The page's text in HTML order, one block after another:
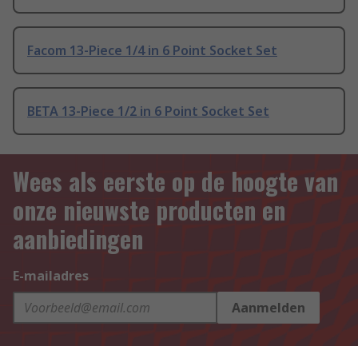
Facom 13-Piece 1/4 in 6 Point Socket Set
BETA 13-Piece 1/2 in 6 Point Socket Set
Wees als eerste op de hoogte van
onze nieuwste producten en
aanbiedingen
E-mailadres
Aanmelden